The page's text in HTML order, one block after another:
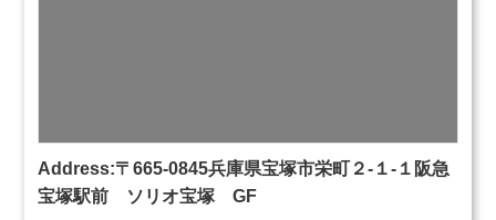
Address:〒665-0845兵庫県宝塚市栄町２-１-１阪急
宝塚駅前 ソリオ宝塚 GF